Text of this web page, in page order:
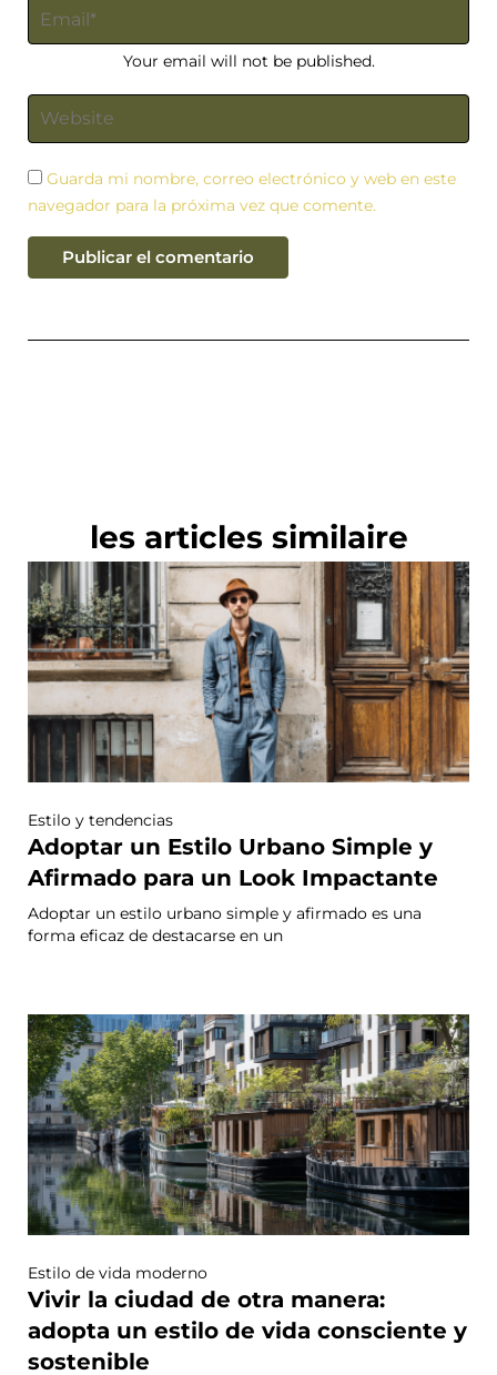
Your email will not be published.
Guarda mi nombre, correo electrónico y web en este
navegador para la próxima vez que comente.
les articles similaire
Estilo y tendencias
Adoptar un Estilo Urbano Simple y
Afirmado para un Look Impactante
Adoptar un estilo urbano simple y afirmado es una
forma eficaz de destacarse en un
Estilo de vida moderno
Vivir la ciudad de otra manera:
adopta un estilo de vida consciente y
sostenible